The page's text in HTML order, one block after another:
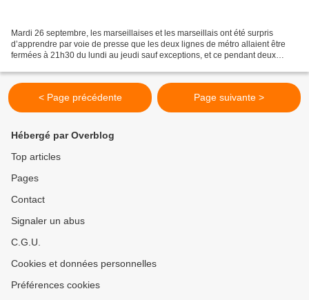
Mardi 26 septembre, les marseillaises et les marseillais ont été surpris
d’apprendre par voie de presse que les deux lignes de métro allaient être
fermées à 21h30 du lundi au jeudi sauf exceptions, et ce pendant deux
< Page précédente Page suivante >
Hébergé par Overblog
Top articles
Pages
Contact
Signaler un abus
C.G.U.
Cookies et données personnelles
Préférences cookies